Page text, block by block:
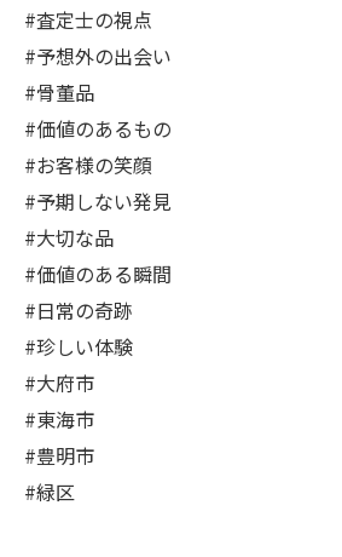
#査定士の視点
#予想外の出会い
#骨董品
#価値のあるもの
#お客様の笑顔
#予期しない発見
#大切な品
#価値のある瞬間
#日常の奇跡
#珍しい体験
#大府市
#東海市
#豊明市
#緑区